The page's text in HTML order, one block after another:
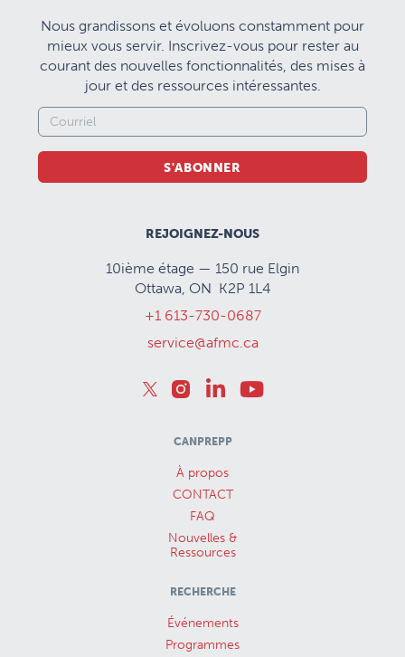
Nous grandissons et évoluons constamment pour
mieux vous servir. Inscrivez-vous pour rester au
courant des nouvelles fonctionnalités, des mises à
jour et des ressources intéressantes.
S'ABONNER
REJOIGNEZ-NOUS
10ième étage — 150 rue Elgin
Ottawa, ON K2P 1L4
+1 613-730-0687
service@afmc.ca
CANPREPP
À propos
CONTACT
FAQ
Nouvelles &
Ressources
RECHERCHE
Événements
Programmes